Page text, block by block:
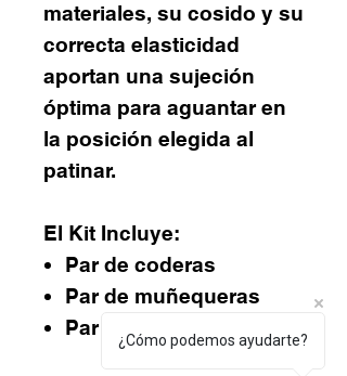
materiales, su cosido y su
correcta elasticidad
aportan una sujeción
óptima para aguantar en
la posición elegida al
patinar.
El Kit Incluye:
Par de coderas
Par de muñequeras
Par de rodilleras.
¿Cómo podemos ayudarte?